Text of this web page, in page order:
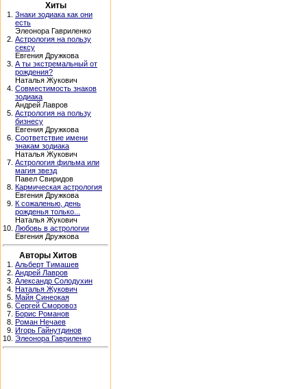
Хиты
1. Знаки зодиака как они
есть
Элеонора Гавриленко
2. Астрология на пользу
сексу
Евгения Дружкова
3. А ты экстремальный от
рождения?
Наталья Жукович
4. Совместимость знаков
зодиака
Андрей Лавров
5. Астрология на пользу
бизнесу
Евгения Дружкова
6. Соответствие имени
знакам зодиака
Наталья Жукович
7. Астрология фильма или
магия звезд
Павел Свиридов
8. Кармическая астрология
Евгения Дружкова
9. К сожаленью, день
рожденья только...
Наталья Жукович
10. Любовь в астрологии
Евгения Дружкова
Авторы Хитов
1. Альберт Тимашев
2. Андрей Лавров
3. Александр Солодухин
4. Наталья Жукович
5. Майя Синеокая
6. Сергей Сморовоз
7. Борис Романов
8. Роман Нечаев
9. Игорь Гайнутдинов
10. Элеонора Гавриленко